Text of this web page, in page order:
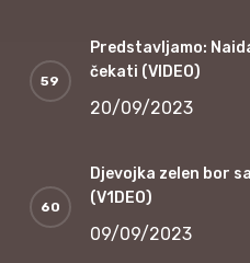
Predstavljamo:
čekati (VIDEO)
20/09/2023
Djevojka zelen bor
(V1DEO)
09/09/2023